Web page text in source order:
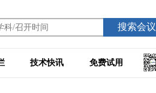
搜索会议
技术快讯 免费试用